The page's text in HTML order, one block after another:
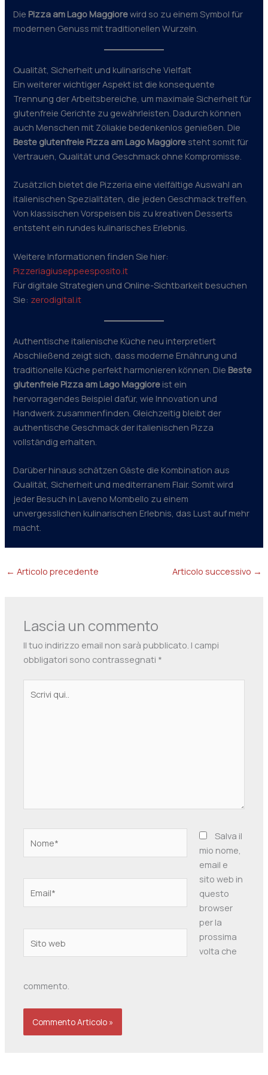
Die Pizza am Lago Maggiorewird so zu einem Symbol für
modernen Genuss mit traditionellen Wurzeln.
Qualität, Sicherheit und kulinarische Vielfalt
Ein weiterer wichtiger Aspekt ist die konsequente
Trennung der Arbeitsbereiche, um maximale Sicherheit für
glutenfreie Gerichte zu gewährleisten. Dadurch können
auch Menschen mit Zöliakie bedenkenlos genießen. Die
Beste glutenfreie Pizza am Lago Maggiore steht somit für
Vertrauen, Qualität und Geschmack ohne Kompromisse.
Zusätzlich bietet die Pizzeria eine vielfältige Auswahl an
italienischen Spezialitäten, die jeden Geschmack treffen.
Von klassischen Vorspeisen bis zu kreativen Desserts
entsteht ein rundes kulinarisches Erlebnis.
Weitere Informationen finden Sie hier:
Pizzeriagiuseppeesposito.it
Für digitale Strategien und Online-Sichtbarkeit besuchen
Sie: zerodigital.it
Authentische italienische Küche neu interpretiert
Abschließend zeigt sich, dass moderne Ernährung und
traditionelle Küche perfekt harmonieren können. Die Beste
glutenfreie Pizza am Lago Maggiore ist ein
hervorragendes Beispiel dafür, wie Innovation und
Handwerk zusammenfinden. Gleichzeitig bleibt der
authentische Geschmack der italienischen Pizza
vollständig erhalten.
Darüber hinaus schätzen Gäste die Kombination aus
Qualität, Sicherheit und mediterranem Flair. Somit wird
jeder Besuch in Laveno Mombello zu einem
unvergesslichen kulinarischen Erlebnis, das Lust auf mehr
macht.
← Articolo precedente Articolo successivo →
Lascia un commento
Il tuo indirizzo email non sarà pubblicato. I campi
obbligatori sono contrassegnati *
qui..
web
Salva il
mio nome,
email e
sito web in
questo
browser
per la
prossima
volta che
commento.